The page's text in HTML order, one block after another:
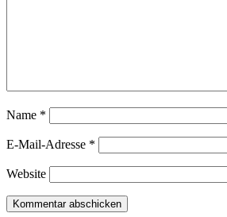
Name *
E-Mail-Adresse *
Website